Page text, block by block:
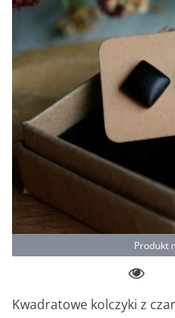
Produkt
Kwadratowe kolczyki z